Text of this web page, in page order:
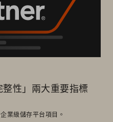
整性」兩大重要指標
業級儲存平台項目。